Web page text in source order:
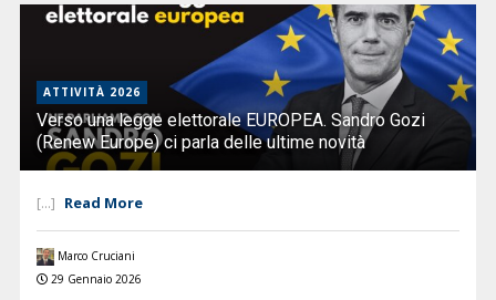
ATTIVITÀ 2026
Verso una legge elettorale EUROPEA. Sandro Gozi
(Renew Europe) ci parla delle ultime novità
[...] Read More
Marco Cruciani
29 Gennaio 2026